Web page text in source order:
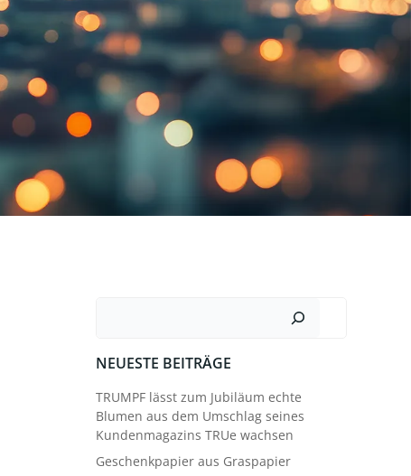
NEUESTE BEITRÄGE
TRUMPF lässt zum Jubiläum echte
Blumen aus dem Umschlag seines
Kundenmagazins TRUe wachsen
Geschenkpapier aus Graspapier